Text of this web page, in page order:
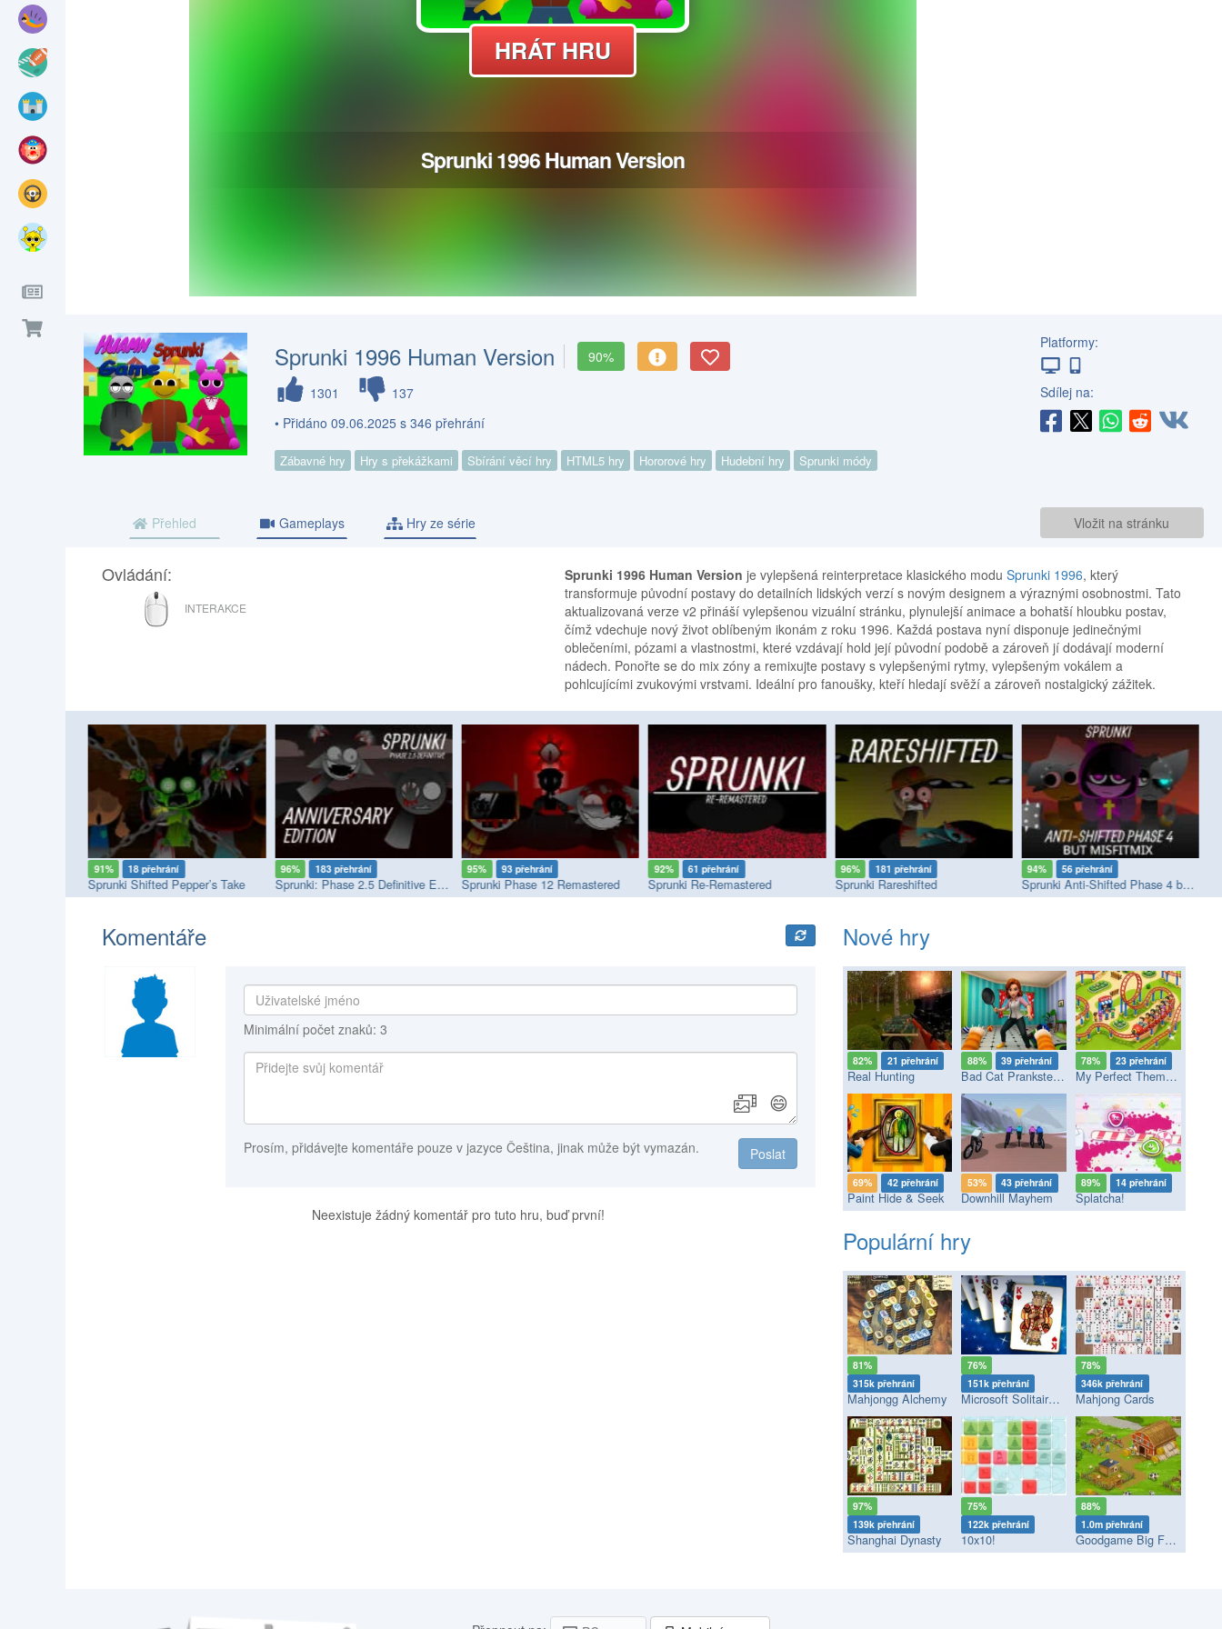
Sprunki 1996 Human Version
90%
1301
137
• Přidáno 09.06.2025 s 346 přehrání
Zábavné hry Hry s překážkami Sbírání věcí hry HTML5 hry Hororové hry Hudební hry Sprunki módy
Platformy:
Sdílej na:
Vložit na stránku
Přehled Gameplays Hry ze série
Ovládání:
MYŠ
INTERAKCE
Sprunki 1996 Human Version je vylepšená reinterpretace klasického moduSprunki 1996, který
transformuje původní postavy do detailních lidských verzí s novým designem a výraznými osobnostmi. Tato
aktualizovaná verze v2 přináší vylepšenou vizuální stránku, plynulejší animace a bohatší hloubku postav,
čímž vdechuje nový život oblíbeným ikonám z roku 1996. Každá postava nyní disponuje jedinečnými
oblečeními, pózami a vlastnostmi, které vzdávají hold její původní podobě a zároveň jí dodávají moderní
nádech. Ponořte se do mix zóny a remixujte postavy s vylepšenými rytmy, vylepšeným vokálem a
pohlcujícími zvukovými vrstvami. Ideální pro fanoušky, kteří hledají svěží a zároveň nostalgický zážitek.
91% 18 přehrání
Sprunki Shifted Pepper’s Take
96% 183 přehrání
Sprunki: Phase 2.5 Definitive Edition
95% 93 přehrání
Sprunki Phase 12 Remastered
92% 61 přehrání
Sprunki Re-Remastered
96% 181 přehrání
Sprunki Rareshifted
94% 56 přehrání
Sprunki Anti-Shifted Phase 4 but MisfitMIX
Komentáře
Minimální počet znaků: 3
😄
Poslat
Prosím, přidávejte komentáře pouze v jazyce Čeština, jinak může být vymazán.
Neexistuje žádný komentář pro tuto hru, buď první!
Nové hry
82% 21 přehrání
Real Hunting
88% 39 přehrání
Bad Cat Prankster - Mom’s Return
78% 23 přehrání
My Perfect Theme Park
69% 42 přehrání
Paint Hide & Seek
53% 43 přehrání
Downhill Mayhem
89% 14 přehrání
Splatcha!
Populární hry
81%
315k přehrání
Mahjongg Alchemy
76%
151k přehrání
Microsoft Solitaire Collection
78%
346k přehrání
Mahjong Cards
97%
139k přehrání
Shanghai Dynasty
75%
122k přehrání
10x10!
88%
1.0m přehrání
Goodgame Big Farm